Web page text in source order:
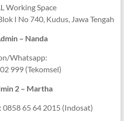
Working Space
I No 740, Kudus, Jawa Tengah
– Nanda
Whatsapp:
999 (Tekomsel)
2 – Martha
65 64 2015 (Indosat)